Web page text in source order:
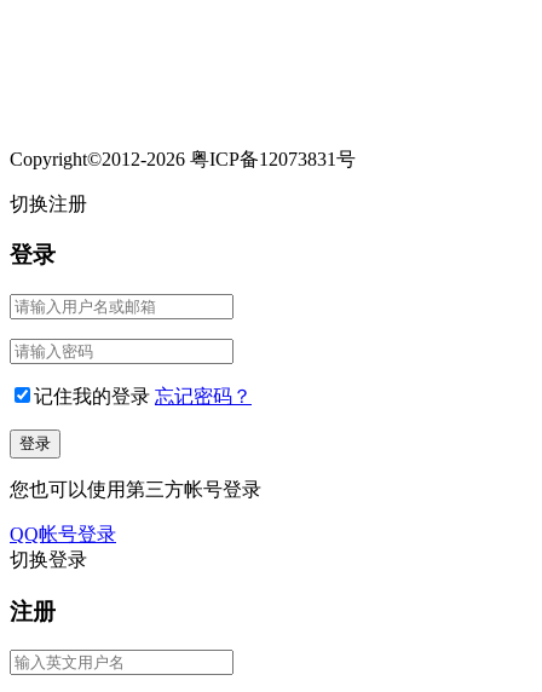
Copyright©2012-2026 粤ICP备12073831号
切换注册
登录
记住我的登录 忘记密码？
您也可以使用第三方帐号登录
QQ帐号登录
切换登录
注册